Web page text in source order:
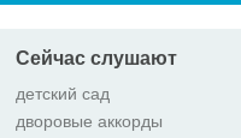
Сейчас слушают
детский сад
дворовые аккорды